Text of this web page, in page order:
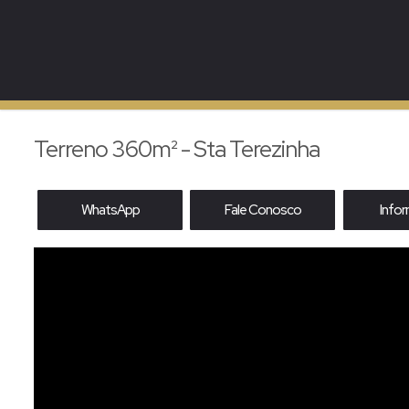
Terreno 360m² - Sta Terezinha
WhatsApp Fale Conosco